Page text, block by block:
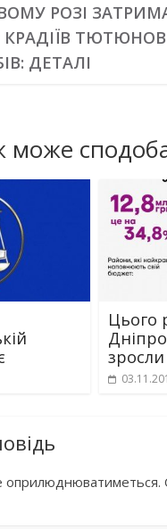
РОЗІ
КРАДІЇВ
ДЕТАЛІ
може
Цього
оприлюднюватиметься.